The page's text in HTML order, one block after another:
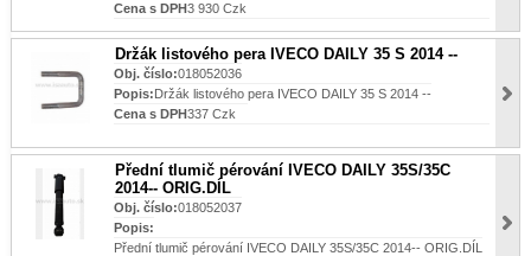
Cena s DPH3 930 Czk
Držák listového pera IVECO DAILY 35 S 2014 --
Obj. číslo:018052036
Popis:Držák listového pera IVECO DAILY 35 S 2014 --
Cena s DPH337 Czk
Přední tlumič pérování IVECO DAILY 35S/35C
2014-- ORIG.DÍL
Obj. číslo:018052037
Popis:
Přední tlumič pérování IVECO DAILY 35S/35C 2014-- ORIG.DÍL